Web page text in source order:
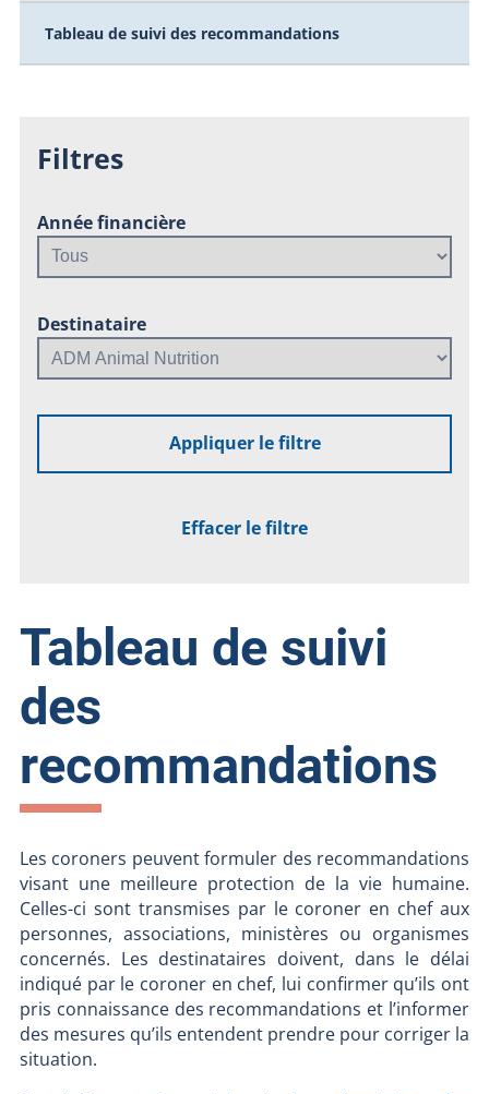
Tableau de suivi des recommandations
Filtres
Année financière
Destinataire
Appliquer le filtre
Effacer le filtre
Tableau de suivi
des
recommandations
Les coroners peuvent formuler des recommandations
visant une meilleure protection de la vie humaine.
Celles-ci sont transmises par le coroner en chef aux
personnes, associations, ministères ou organismes
concernés. Les destinataires doivent, dans le délai
indiqué par le coroner en chef, lui confirmer qu’ils ont
pris connaissance des recommandations et l’informer
des mesures qu’ils entendent prendre pour corriger la
situation.